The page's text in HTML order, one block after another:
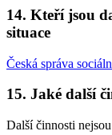
14. Kteří jsou
situace
Česká správa
15. Jaké další
Další činnosti